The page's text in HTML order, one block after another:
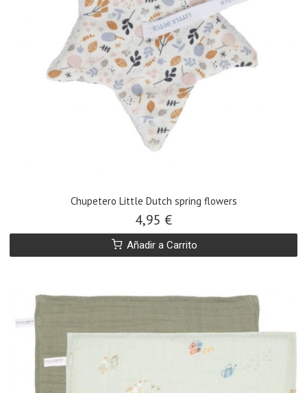
Chupetero Little Dutch spring flowers
4,95 €
Añadir a Carrito